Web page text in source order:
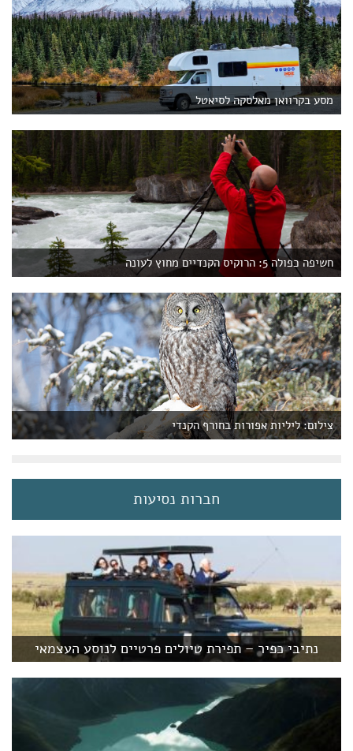
מסע בקרוואן מאלסקה לסיאטל
חשיפה כפולה 5: הרוקיס הקנדיים מחוץ לעונה
צילום: ליליות אפורות בחורף הקנדי
חברות נסיעות
נתיבי כפיר – תפירת טיולים פרטיים לנוסע העצמאי